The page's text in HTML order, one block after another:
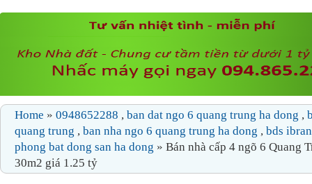
Home » 0948652288 , ban dat ngo 6 quang trung ha dong ,
quang trung , ban nha ngo 6 quang trung ha dong , bds
phong bat dong san ha dong » Bán nhà cấp 4 ngõ 6 Quang
30m2 giá 1.25 tỷ